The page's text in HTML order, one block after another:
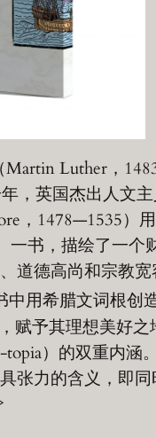
Martin Luther，
，英国杰出人文
，1478—1535）
一书，描绘了一个
道德高尚和宗教宽
中用希腊文词根创
赋予其理想美好之
topia）的双重内涵
张力的含义，即同